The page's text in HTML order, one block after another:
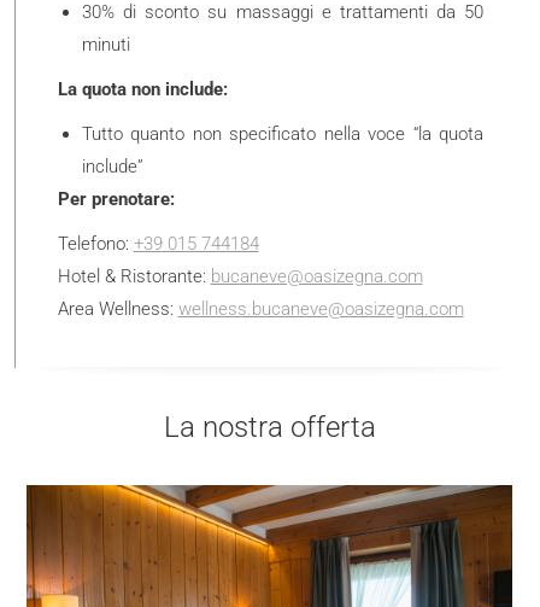
30% di sconto su massaggi e trattamenti da 50
minuti
La quota non include:
Tutto quanto non specificato nella voce “la quota
include”
Per prenotare:
Telefono: +39 015 744184
Hotel & Ristorante: bucaneve@oasizegna.com
Area Wellness: wellness.bucaneve@oasizegna.com
La nostra offerta